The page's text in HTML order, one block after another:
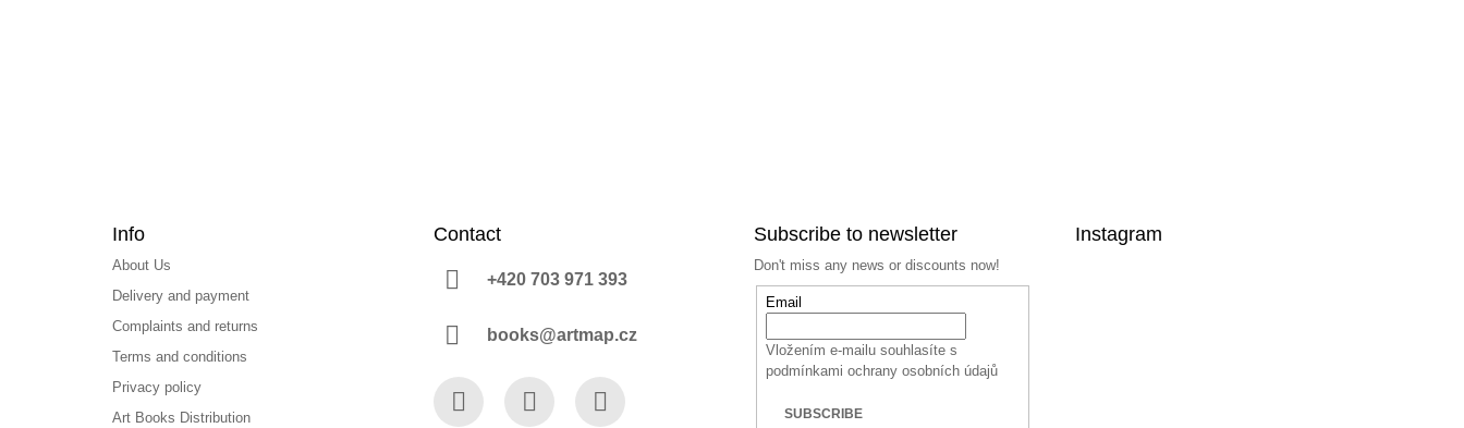
Info
About Us
Delivery and payment
Complaints and returns
Terms and conditions
Privacy policy
Art Books Distribution
Contact
+420 703 971 393
books@artmap.cz
Subscribe to newsletter
Don't miss any news or discounts now!
Email
Vložením e-mailu souhlasíte s
podmínkami ochrany osobních údajů
SUBSCRIBE
Instagram